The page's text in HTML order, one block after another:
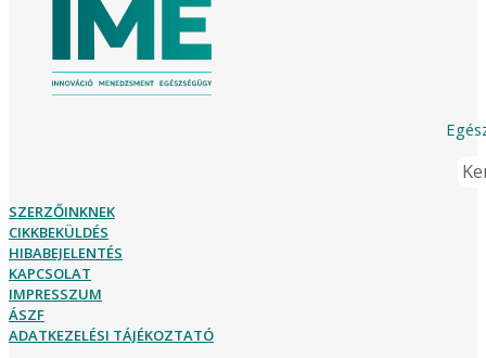
SZERZŐINKNEK
CIKKBEKÜLDÉS
HIBABEJELENTÉS
KAPCSOLAT
IMPRESSZUM
ÁSZF
ADATKEZELÉSI TÁJÉKOZTATÓ